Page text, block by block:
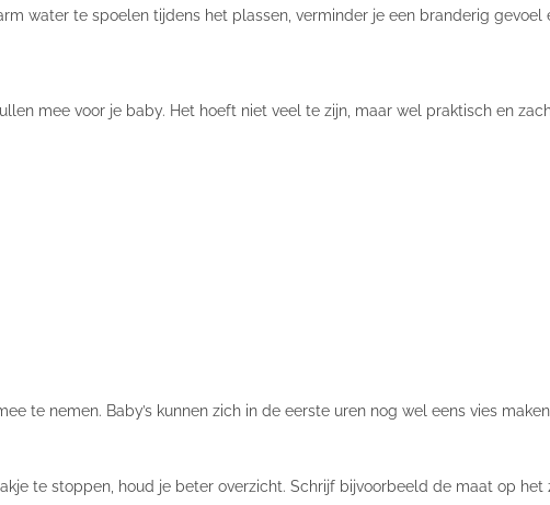
water te spoelen tijdens het plassen, verminder je een branderig
mee voor je baby. Het hoeft niet veel te zijn, maar wel praktisch en
te nemen. Baby’s kunnen zich in de eerste uren nog wel eens vies
te stoppen, houd je beter overzicht. Schrijf bijvoorbeeld de maat op het